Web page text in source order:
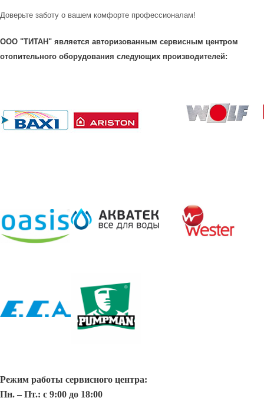
Доверьте заботу о вашем комфорте профессионалам!
ООО "ТИТАН" является авторизованным сервисным центром
отопительного оборудования следующих производителей:
Режим работы сервисного центра:
Пн. – Пт.: с 9:00 до 18:00